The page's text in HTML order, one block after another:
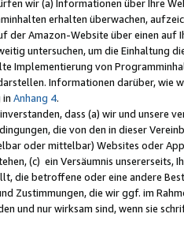
wir (a) Informationen über Ihre
erhalten überwachen,
der Amazon-Website über einen
untersuchen, um die Einhaltung
Implementierung von
Informationen darüber, wie
in Anhang 4.
dass (a) wir und
die von den in dieser
oder mittelbar) Websites oder
(c) ein Versäumnis unsererseits,
die betroffene oder eine andere
Zustimmungen, die wir ggf. im
und nur wirksam sind, wenn sie